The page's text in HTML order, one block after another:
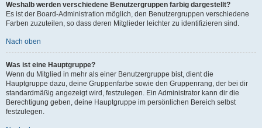
Weshalb werden verschiedene Benutzergruppen farbig dargestellt?
Es ist der Board-Administration möglich, den Benutzergruppen verschiedene
Farben zuzuteilen, so dass deren Mitglieder leichter zu identifizieren sind.
Nach oben
Was ist eine Hauptgruppe?
Wenn du Mitglied in mehr als einer Benutzergruppe bist, dient die
Hauptgruppe dazu, deine Gruppenfarbe sowie den Gruppenrang, der bei dir
standardmäßig angezeigt wird, festzulegen. Ein Administrator kann dir die
Berechtigung geben, deine Hauptgruppe im persönlichen Bereich selbst
festzulegen.